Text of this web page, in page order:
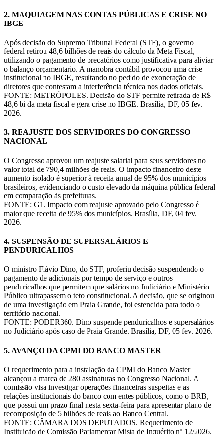
2. MAQUIAGEM NAS CONTAS PÚBLICAS E CRISE NO
IBGE
Após decisão do Supremo Tribunal Federal (STF), o governo
federal retirou 48,6 bilhões de reais do cálculo da Meta Fiscal,
utilizando o pagamento de precatórios como justificativa para aliviar
o balanço orçamentário. A manobra contábil provocou uma crise
institucional no IBGE, resultando no pedido de exoneração de
diretores que contestam a interferência técnica nos dados oficiais.
FONTE: METRÓPOLES. Decisão do STF permite retirada de R$
48,6 bi da meta fiscal e gera crise no IBGE. Brasília, DF, 05 fev.
2026.
3. REAJUSTE DOS SERVIDORES DO CONGRESSO
NACIONAL
O Congresso aprovou um reajuste salarial para seus servidores no
valor total de 790,4 milhões de reais. O impacto financeiro deste
aumento isolado é superior à receita anual de 95% dos municípios
brasileiros, evidenciando o custo elevado da máquina pública federal
em comparação às prefeituras.
FONTE: G1. Impacto com reajuste aprovado pelo Congresso é
maior que receita de 95% dos municípios. Brasília, DF, 04 fev.
2026.
4. SUSPENSÃO DE SUPERSALÁRIOS E
PENDURICALHOS
O ministro Flávio Dino, do STF, proferiu decisão suspendendo o
pagamento de adicionais por tempo de serviço e outros
penduricalhos que permitem que salários no Judiciário e Ministério
Público ultrapassem o teto constitucional. A decisão, que se originou
de uma investigação em Praia Grande, foi estendida para todo o
território nacional.
FONTE: PODER360. Dino suspende penduricalhos e supersalários
no Judiciário após caso de Praia Grande. Brasília, DF, 05 fev. 2026.
5. AVANÇO DA CPMI DO BANCO MASTER
O requerimento para a instalação da CPMI do Banco Master
alcançou a marca de 280 assinaturas no Congresso Nacional. A
comissão visa investigar operações financeiras suspeitas e as
relações institucionais do banco com entes públicos, como o BRB,
que possui um prazo final nesta sexta-feira para apresentar plano de
recomposição de 5 bilhões de reais ao Banco Central.
FONTE: CÂMARA DOS DEPUTADOS. Requerimento de
Instituição de Comissão Parlamentar Mista de Inquérito nº 12/2026.